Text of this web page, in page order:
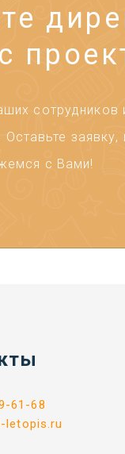
сотрудников
заявку,
с Вами!
61-68
letopis.ru